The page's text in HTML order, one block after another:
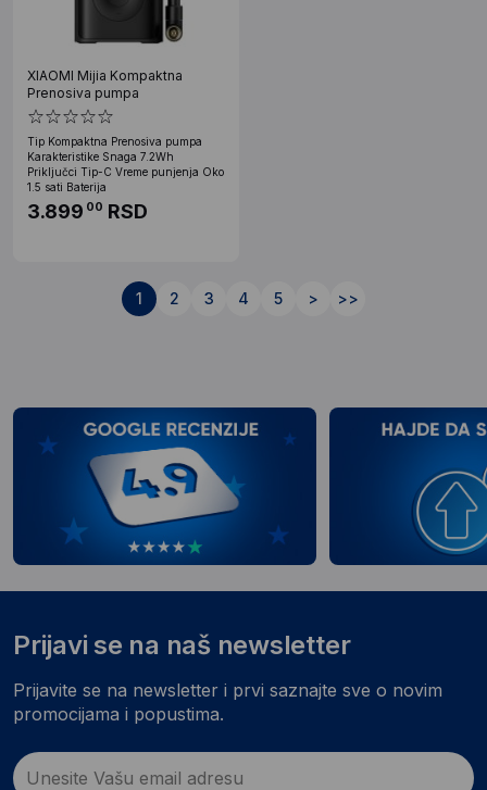
XIAOMI Mijia Kompaktna
Prenosiva pumpa
Tip Kompaktna Prenosiva pumpa
Karakteristike Snaga 7.2Wh
Priključci Tip-C Vreme punjenja Oko
1.5 sati Baterija
3.899 00 RSD
1 2 3 4 5 > >>
Prijavi se na naš newsletter
Prijavite se na newsletter i prvi saznajte sve o novim
promocijama i popustima.